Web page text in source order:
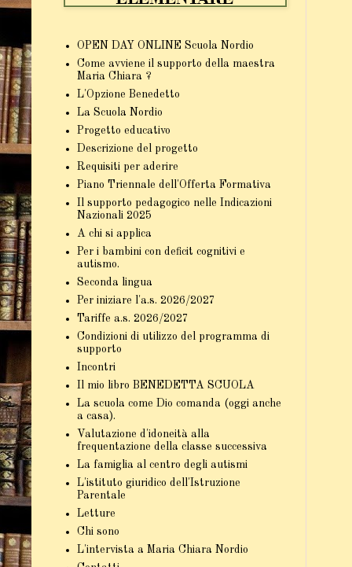
OPEN DAY ONLINE Scuola Nordio
Come avviene il supporto della maestra
Maria Chiara ?
L'Opzione Benedetto
La Scuola Nordio
Progetto educativo
Descrizione del progetto
Requisiti per aderire
Piano Triennale dell'Offerta Formativa
Il supporto pedagogico nelle Indicazioni
Nazionali 2025
A chi si applica
Per i bambini con deficit cognitivi e
autismo.
Seconda lingua
Per iniziare l'a.s. 2026/2027
Tariffe a.s. 2026/2027
Condizioni di utilizzo del programma di
supporto
Incontri
Il mio libro BENEDETTA SCUOLA
La scuola come Dio comanda (oggi anche
a casa).
Valutazione d'idoneità alla
frequentazione della classe successiva
La famiglia al centro degli autismi
L'istituto giuridico dell'Istruzione
Parentale
Letture
Chi sono
L'intervista a Maria Chiara Nordio